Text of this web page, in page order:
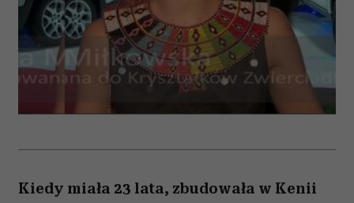
Kiedy miała 23 lata, zbudowała w Kenii